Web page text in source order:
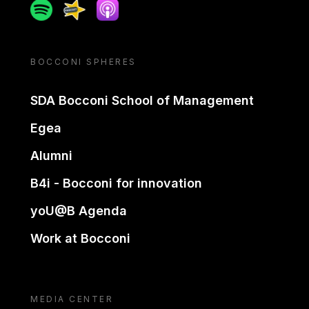
SpotifySpreakerApple podcast
BOCCONI SPHERES
SDA Bocconi School of Management
Egea
Alumni
B4i - Bocconi for innovation
yoU@B Agenda
Work at Bocconi
MEDIA CENTER